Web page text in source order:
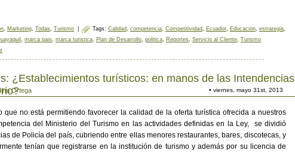
, Marketing, Todas, Turismo Tags: Calidad, competencia, Competitividad, Ecuador, Educacion, estrategia,
, marca pais, marca turistica, Plan de Desarrollo, politica, Reportes, Servicio al Cliente, Turismo
¿Establecimientos turísticos: en manos de las Intendencias
Ortega • viernes, mayo 31st, 2013
que no está permitiendo favorecer la calidad de la oferta turística ofrecida a nuestros
del Ministerio del Turismo en las actividades definidas en la Ley,
se dividió
de Policía del país, cubriendo entre ellas menores restaurantes, bares, discotecas, y
tenían que registrarse en la institución de turismo y además por su licencia de